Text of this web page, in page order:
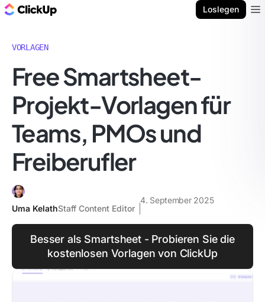
Loslegen
VORLAGEN
Free Smartsheet-
Projekt-Vorlagen für
Teams, PMOs und
Freiberufler
Uma KelathStaff Content Editor
4. September 2025
Besser als Smartsheet - Probieren Sie die
kostenlosen Vorlagen von ClickUp